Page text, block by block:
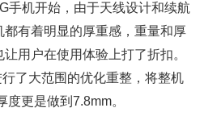
机开始，由于天线设计和续航
有着明显的厚重感，重量和厚
用户在使用体验上打了折扣。
了大范围的优化重整，将整机
更是做到7.8mm。